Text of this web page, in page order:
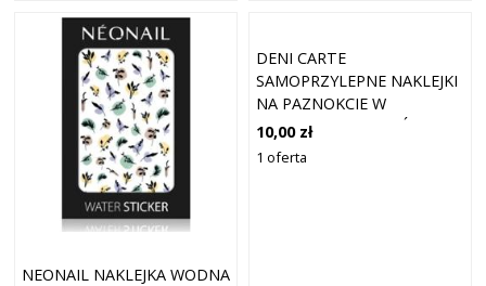
NEONAIL NAKLEJKA WODNA
DENI CARTE
SAMOPRZYLEPNE NAKLEJKI
NA PAZNOKCIE W
KSZTAŁCIE KWIATKÓW
10,00 zł
1 oferta